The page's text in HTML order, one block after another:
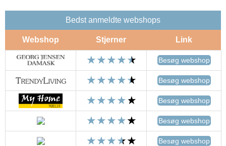
Bedst anmeldte webshops
Webshop Stjerner Link
Besøg webshop
Besøg webshop
Besøg webshop
Besøg webshop
Besøg webshop